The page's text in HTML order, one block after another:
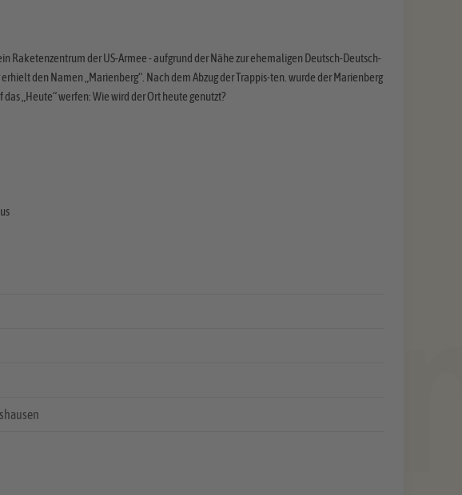
Raketenzentrum der US-Armee - aufgrund der Nähe zur ehemaligen Deutsch-Deutsch-
den Namen „Marienberg“. Nach dem Abzug der Trappis-ten. wurde der Marienberg
„Heute“ werfen: Wie wird der Ort heute genutzt?